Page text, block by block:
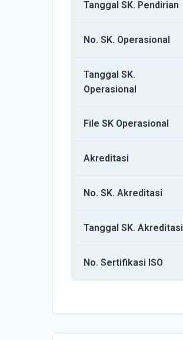
Tanggal SK. Pendirian
No. SK. Operasional
Tanggal SK.
Operasional
File SK Operasional
Akreditasi
No. SK. Akreditasi
Tanggal SK. Akreditasi
No. Sertifikasi ISO